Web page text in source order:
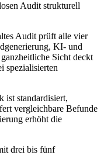
Audit strukturell
Audit prüft alle vier
KI- und
Sicht deckt
spezialisierten
ist standardisiert,
vergleichbare Befunde
erhöht die
drei bis fünf